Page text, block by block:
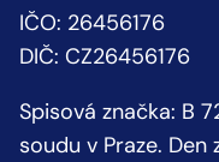
IČO: 26456176
DIČ: CZ26456176
Spisová značka: B
soudu v Praze. Den